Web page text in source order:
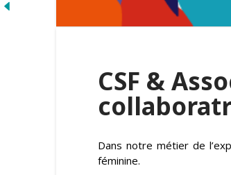
CSF &
Dans notre métier de
féminine.